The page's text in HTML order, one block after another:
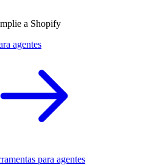
a Shopify
agentes
para agentes